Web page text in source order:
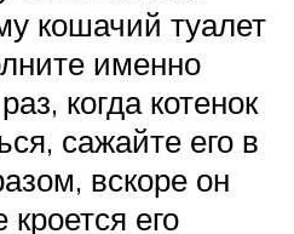
кошачий туалет
именно
когда котенок
сажайте его в
вскоре он
его